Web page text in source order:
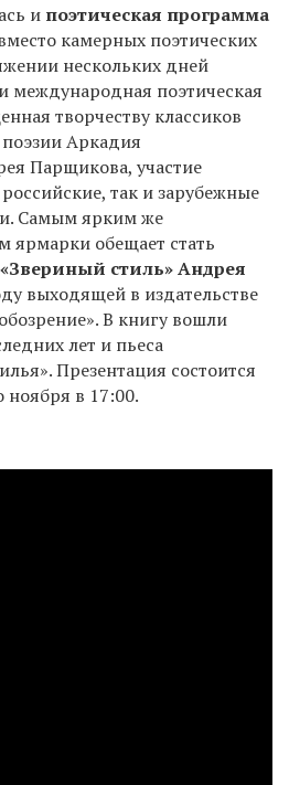
и поэтическая программа
камерных поэтических
нескольких дней
международная поэтическая
творчеству классиков
Аркадия
Парщикова, участие
так и зарубежные
Самым ярким же
ярмарки обещает стать
стиль» Андрея
выходящей в издательстве
В книгу вошли
лет и пьеса
Презентация состоится
ноября в 17:00.